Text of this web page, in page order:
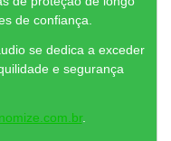
de confiança.
se dedica a exceder
e segurança
.